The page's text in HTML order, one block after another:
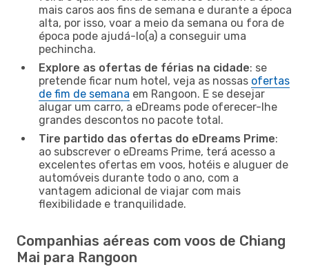
mais caros aos fins de semana e durante a época
alta, por isso, voar a meio da semana ou fora de
época pode ajudá-lo(a) a conseguir uma
pechincha.
Explore as ofertas de férias na cidade: se
pretende ficar num hotel, veja as nossas ofertas
de fim de semana em Rangoon. E se desejar
alugar um carro, a eDreams pode oferecer-lhe
grandes descontos no pacote total.
Tire partido das ofertas do eDreams Prime:
ao subscrever o eDreams Prime, terá acesso a
excelentes ofertas em voos, hotéis e aluguer de
automóveis durante todo o ano, com a
vantagem adicional de viajar com mais
flexibilidade e tranquilidade.
Companhias aéreas com voos de Chiang
Mai para Rangoon